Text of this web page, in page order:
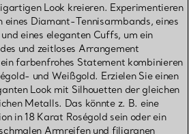
Look kreieren. Experimentieren
eines Diamant-Tennisarmbands, eines
eines eleganten Cuffs, um ein
und zeitloses Arrangement
farbenfrohes Statement kombinieren
und Weißgold. Erzielen Sie einen
Look mit Silhouetten der gleichen
Metalls. Das könnte z. B. eine
in 18 Karat Roségold sein oder ein
Armreifen und filigranen